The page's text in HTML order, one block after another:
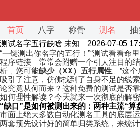
首页 八字 称骨 测名 抽
测试名字五行缺啥 未知 2026-07-05
“一键测出你名字的五行！”“测试看看命
程序链接，常常会附赠一个引人注目的
析，您可能缺少（XX）五行属性。”这
吸引了注意，仿佛找到了自身不足的线
论究竟从何而来？这种免费的测试是否
如何理性解读？今天就来一次彻底的解密
“缺口”是如何被测出来的：两种主流“算
市面上绝大多数自动化测名工具的底层
两套预先设计好的简单归类系统，来统